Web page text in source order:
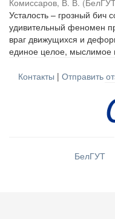
Комиссаров, В. В. (
Усталость – грозный бич
удивительный феномен
враг движущихся и
единое целое, мыслимое
Контакты | Отправить
БелГУТ